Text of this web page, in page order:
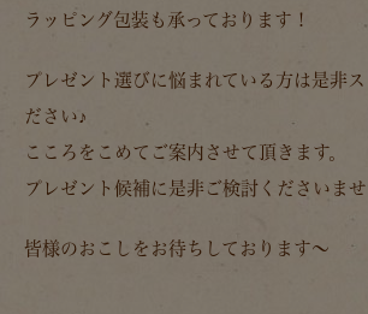
ラッピング包装も承っております！
プレゼント選びに悩まれている方は是非ス
ださい♪
こころをこめてご案内させて頂きます。
プレゼント候補に是非ご検討くださいませ
皆様のおこしをお待ちしております～